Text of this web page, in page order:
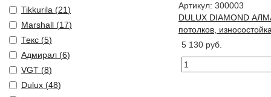
Tikkurila (21)
Marshall (17)
Текс (5)
Адмирал (6)
VGT (8)
Dulux (48)
Артикул: 300003
DULUX DIAMOND
потолков,
5 130 руб.